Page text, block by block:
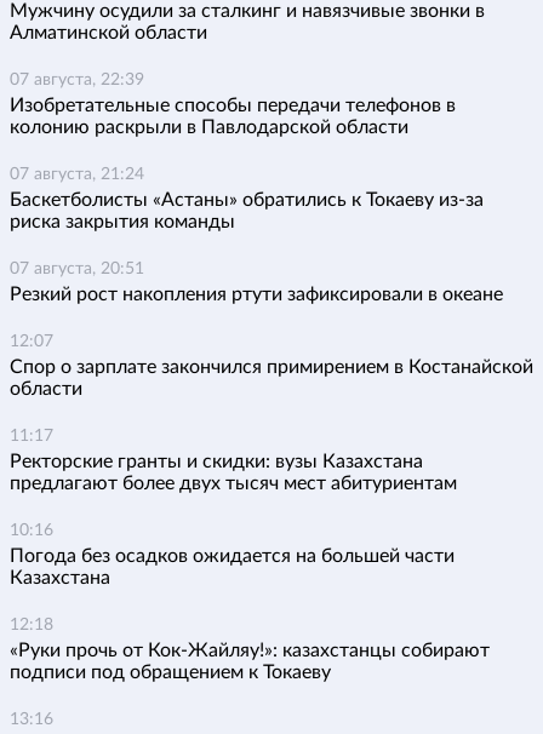
Мужчину осудили за сталкинг и навязчивые звонки в
Алматинской области
07 августа, 22:39
Изобретательные способы передачи телефонов в
колонию раскрыли в Павлодарской области
07 августа, 21:24
Баскетболисты «Астаны» обратились к Токаеву из-за
риска закрытия команды
07 августа, 20:51
Резкий рост накопления ртути зафиксировали в океане
12:07
Спор о зарплате закончился примирением в Костанайской
области
11:17
Ректорские гранты и скидки: вузы Казахстана
предлагают более двух тысяч мест абитуриентам
10:16
Погода без осадков ожидается на большей части
Казахстана
12:18
«Руки прочь от Кок-Жайляу!»: казахстанцы собирают
подписи под обращением к Токаеву
13:16